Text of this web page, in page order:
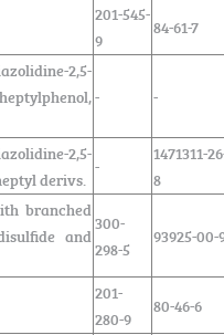
201-545-
9
84-61-7
2,5-
- -
2,5-
derivs.
-
1471311-
8
branched
and
300-
298-5
93925-00-
201-
280-9
80-46-6